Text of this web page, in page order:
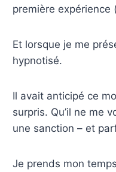
première expérience
Et lorsque je me
hypnotisé.
Il avait anticipé ce
surpris. Qu’il ne me
une sanction – et
Je prends mon